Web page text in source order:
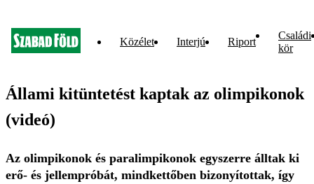
Közélet Interjú Riport
Családi
kör
Állami kitüntetést kaptak az olimpikonok
(videó)
Az olimpikonok és paralimpikonok egyszerre álltak ki
erő- és jellempróbát, mindkettőben bizonyítottak, így